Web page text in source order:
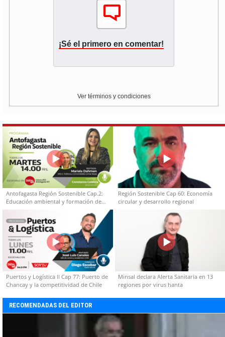
¡Sé el primero en comentar!
Ver términos y condiciones
Antofagasta Región Sostenible Cap.2:
Educación ambiental y formación de
capacidades técnicas
Región Sostenible Cap 60: Economía
circular y desarrollo regional
Puertos y Logística II Cap 77: Puerto de
Chancay y la competitividad de Chile
Minsal declara Alerta Sanitaria en 13
regiones por virus hanta
RECOMENDADAS DEL EDITOR